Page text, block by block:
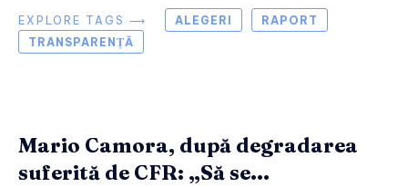
EXPLORE TAGS ⟶ ALEGERI
RAPORT
TRANSPARENȚĂ
Mario Camora, după degradarea
suferită de CFR: „Să se...